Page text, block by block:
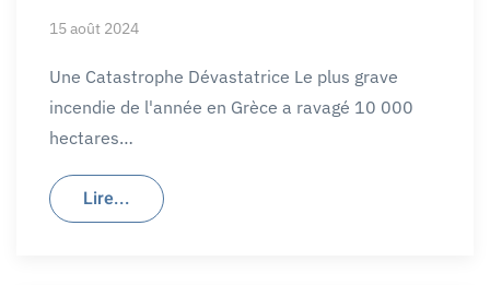
15 août 2024
Une Catastrophe Dévastatrice Le plus grave
incendie de l'année en Grèce a ravagé 10 000
hectares…
Lire...